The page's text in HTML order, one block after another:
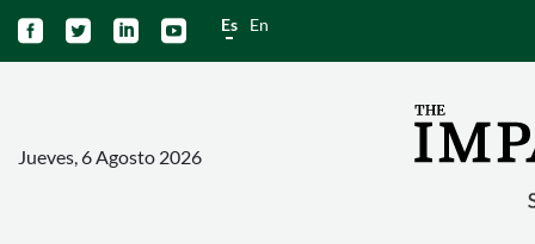
    Es En
Jueves, 6 Agosto 2026